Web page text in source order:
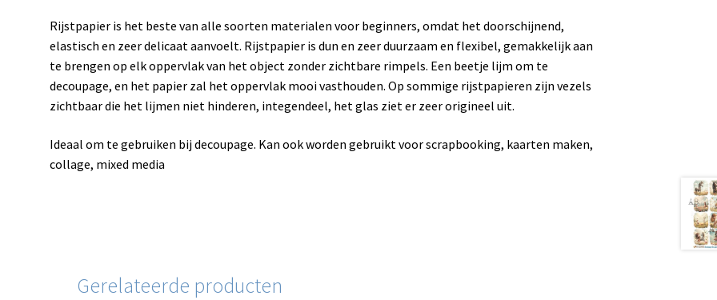
Rijstpapier is het beste van alle soorten materialen voor beginners, omdat het doorschijnend,
elastisch en zeer delicaat aanvoelt. Rijstpapier is dun en zeer duurzaam en flexibel, gemakkelijk aan
te brengen op elk oppervlak van het object zonder zichtbare rimpels. Een beetje lijm om te
decoupage, en het papier zal het oppervlak mooi vasthouden. Op sommige rijstpapieren zijn vezels
zichtbaar die het lijmen niet hinderen, integendeel, het glas ziet er zeer origineel uit.
Ideaal om te gebruiken bij decoupage. Kan ook worden gebruikt voor scrapbooking, kaarten maken,
collage, mixed media
Gerelateerde producten